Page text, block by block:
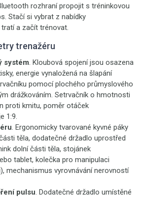
rozhraní propojit s tréninkovou
Stačí si vybrat z nabídky
a začít trénovat.
trenažéru
systém. Kloubová spojení jsou osazena
energie vynaložená na šlapání
pomocí plochého průmyslového
drážkováním. Setrvačník o hmotnosti
proti kmitu, poměr otáček
1:9.
. Ergonomicky tvarované kyvné páky
těla, dodatečné držadlo uprostřed
dolní části těla, stojánek
tablet, kolečka pro manipulaci
mechanismus vyrovnávání nerovností
pulsu. Dodatečné držadlo umístěné